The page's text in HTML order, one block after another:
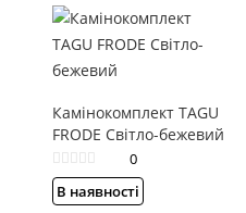
Камінокомплект TAGU
FRODE Світло-бежевий
0
В наявності